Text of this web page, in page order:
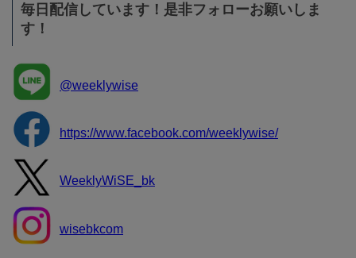
毎日配信しています！是非フォローお願いしま
す！
@weeklywise
https://www.facebook.com/weeklywise/
WeeklyWiSE_bk
wisebkcom